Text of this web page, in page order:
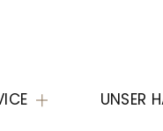
UNSER